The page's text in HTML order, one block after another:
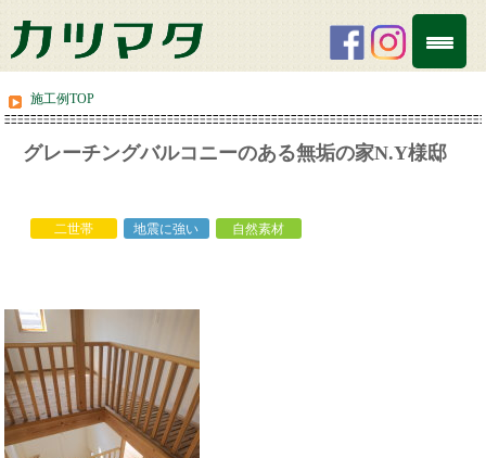
施工例TOP
グレーチングバルコニーのある無垢の家N.Y様邸
二世帯 地震に強い 自然素材